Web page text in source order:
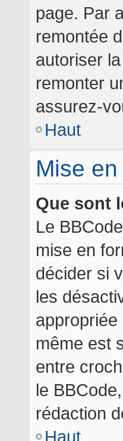
page. Par
remontée
autoriser
remonter
assurez-
Haut
Mise
Que sont
Le
mise en
décider si
les
même est
entre
le
rédaction
Haut